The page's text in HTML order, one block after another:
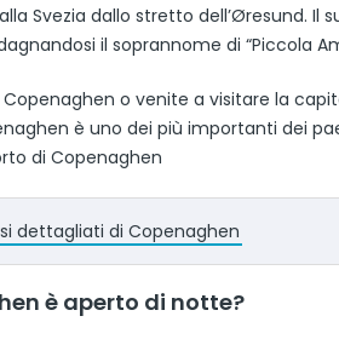
Svezia dallo stretto dell’Øresund.
il soprannome di “Piccola
o venite a visitare la
è uno dei più importanti dei
di Copenaghen
dettagliati di Copenaghen
è aperto di notte?